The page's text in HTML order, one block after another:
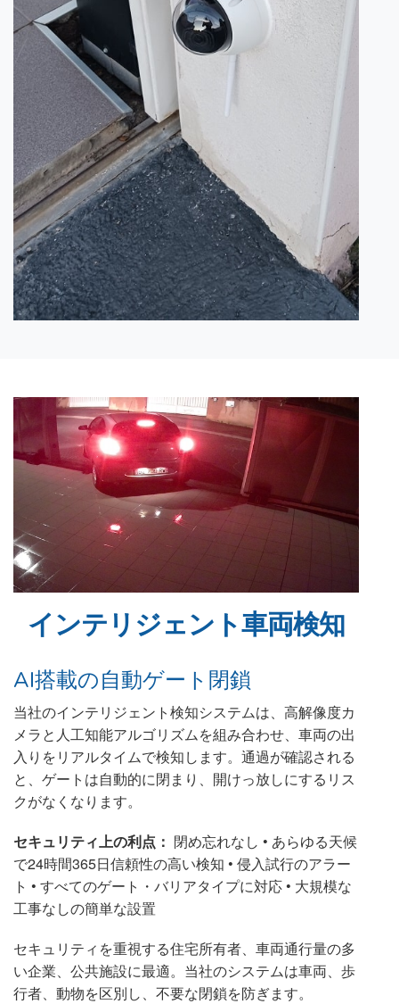
インテリジェント車両検知
AI搭載の自動ゲート閉鎖
当社のインテリジェント検知システムは、高解像度カ
メラと人工知能アルゴリズムを組み合わせ、車両の出
入りをリアルタイムで検知します。通過が確認される
と、ゲートは自動的に閉まり、開けっ放しにするリス
クがなくなります。
セキュリティ上の利点： 閉め忘れなし • あらゆる天候
で24時間365日信頼性の高い検知 • 侵入試行のアラー
ト • すべてのゲート・バリアタイプに対応 • 大規模な
工事なしの簡単な設置
セキュリティを重視する住宅所有者、車両通行量の多
い企業、公共施設に最適。当社のシステムは車両、歩
行者、動物を区別し、不要な閉鎖を防ぎます。